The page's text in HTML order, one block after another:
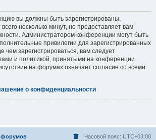
вы должны быть зарегистрированы.
несколько минут, но предоставляет вам
Администратором конференции могут быть
привилегии для зарегистрированных
чем зарегистрироваться, вам следует
и политикой, принятыми на конференции.
на форумах означает согласие со всеми
о конфиденциальности
форумов Часовой пояс: UTC+03:00